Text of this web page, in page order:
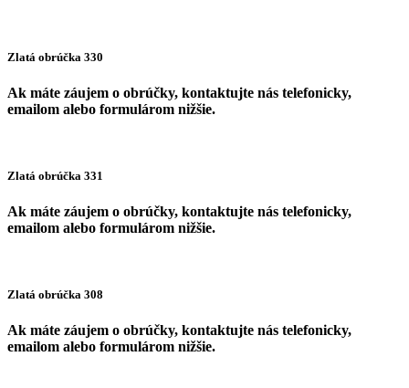
Zlatá obrúčka 330
Ak máte záujem o obrúčky, kontaktujte nás telefonicky,
emailom alebo formulárom nižšie.
Zlatá obrúčka 331
Ak máte záujem o obrúčky, kontaktujte nás telefonicky,
emailom alebo formulárom nižšie.
Zlatá obrúčka 308
Ak máte záujem o obrúčky, kontaktujte nás telefonicky,
emailom alebo formulárom nižšie.